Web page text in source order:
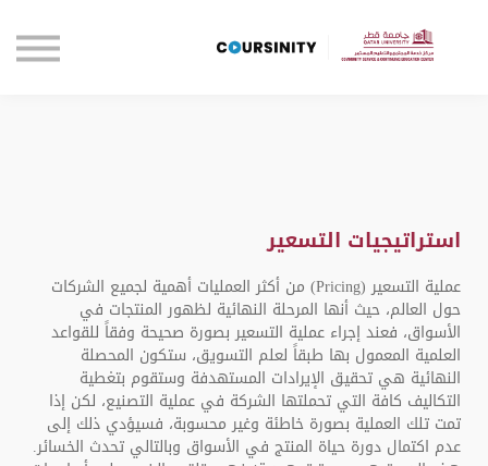
تواصل معنا
استراتيجيات التسعير
عملية التسعير (Pricing) من أكثر العمليات أهمية لجميع الشركات
حول العالم، حيث أنها المرحلة النهائية لظهور المنتجات في
الأسواق، فعند إجراء عملية التسعير بصورة صحيحة وفقاً للقواعد
العلمية المعمول بها طبقاً لعلم التسويق، ستكون المحصلة
النهائية هي تحقيق الإيرادات المستهدفة وستقوم بتغطية
التكاليف كافة التي تحملتها الشركة في عملية التصنيع، لكن إذا
تمت تلك العملية بصورة خاطئة وغير محسوبة، فسيؤدي ذلك إلى
عدم اكتمال دورة حياة المنتج في الأسواق وبالتالي تحدث الخسائر.